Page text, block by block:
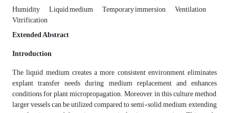
Humidity Liquid medium Temporary immersion Ventilation
Vitrification
Extended Abstract
Introduction
The liquid medium creates a more consistent environment, eliminates
explant transfer needs during medium replacement and enhances
conditions for plant micropropagation. Moreover, in this culture method,
larger vessels can be utilized compared to semi-solid medium, extending